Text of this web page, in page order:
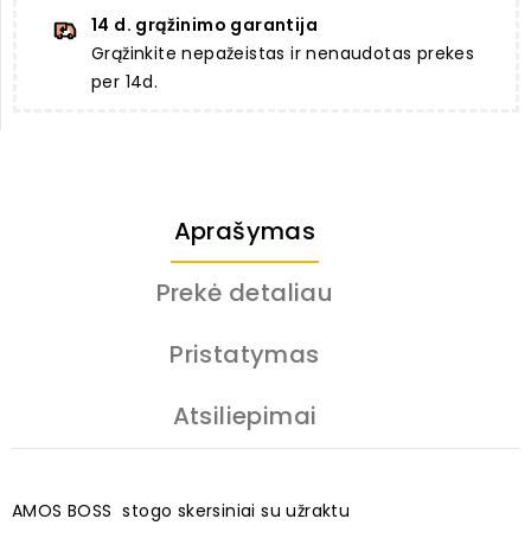
14 d. grąžinimo garantija
Grąžinkite nepažeistas ir nenaudotas prekes
per 14d.
Aprašymas
Prekė detaliau
Pristatymas
Atsiliepimai
AMOS BOSS stogo skersiniai su užraktu